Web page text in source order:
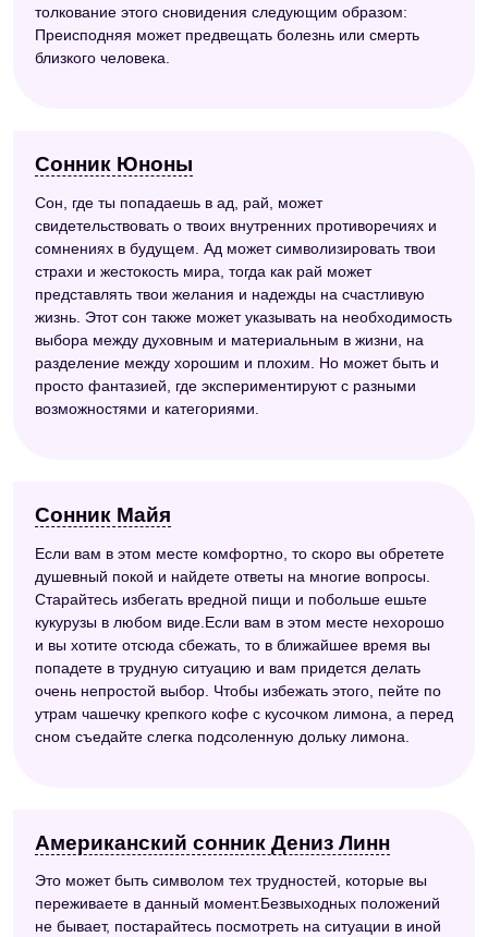
толкование этого сновидения следующим образом:
Преисподняя может предвещать болезнь или смерть
близкого человека.
Сонник Юноны
Сон, где ты попадаешь в ад, рай, может
свидетельствовать о твоих внутренних противоречиях и
сомнениях в будущем. Ад может символизировать твои
страхи и жестокость мира, тогда как рай может
представлять твои желания и надежды на счастливую
жизнь. Этот сон также может указывать на необходимость
выбора между духовным и материальным в жизни, на
разделение между хорошим и плохим. Но может быть и
просто фантазией, где экспериментируют с разными
возможностями и категориями.
Сонник Майя
Если вам в этом месте комфортно, то скоро вы обретете
душевный покой и найдете ответы на многие вопросы.
Старайтесь избегать вредной пищи и побольше ешьте
кукурузы в любом виде.Если вам в этом месте нехорошо
и вы хотите отсюда сбежать, то в ближайшее время вы
попадете в трудную ситуацию и вам придется делать
очень непростой выбор. Чтобы избежать этого, пейте по
утрам чашечку крепкого кофе с кусочком лимона, а перед
сном съедайте слегка подсоленную дольку лимона.
Американский сонник Дениз Линн
Это может быть символом тех трудностей, которые вы
переживаете в данный момент.Безвыходных положений
не бывает, постарайтесь посмотреть на ситуации в иной